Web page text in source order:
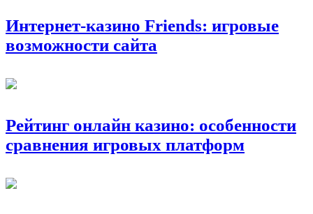
Интернет-казино Friends: игровые
возможности сайта
Рейтинг онлайн казино: особенности
сравнения игровых платформ